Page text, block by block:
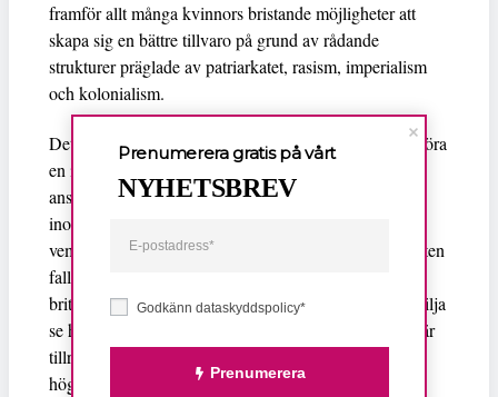
framför allt många kvinnors bristande möjligheter att
skapa sig en bättre tillvaro på grund av rådande
strukturer präglade av patriarkatet, rasism, imperialism
och kolonialism.
Detta begränsar möjligheterna för Hillary Clinton att föra
en inkluderande feministisk politik, även om hon själv
anser sig stå för lika rättigheter för kvinnor och män
inom alla områden. Om Hillary Clinton skulle få välja
vem hon skulle vilja se i rollen som sig själv skulle lotten
falla på
brittiska The Guardianförra året. Många skulle nog vilja
se henne i rollen som USA:s nästa president. Om det är
tillräckligt många för att hon ska lyckas slå hål i det
högsta och hårdaste glastaket återstår att se.
Godkänn dataskyddspolicy*
Prenumerera
Prenumerera gratis på vårt
NYHETSBREV